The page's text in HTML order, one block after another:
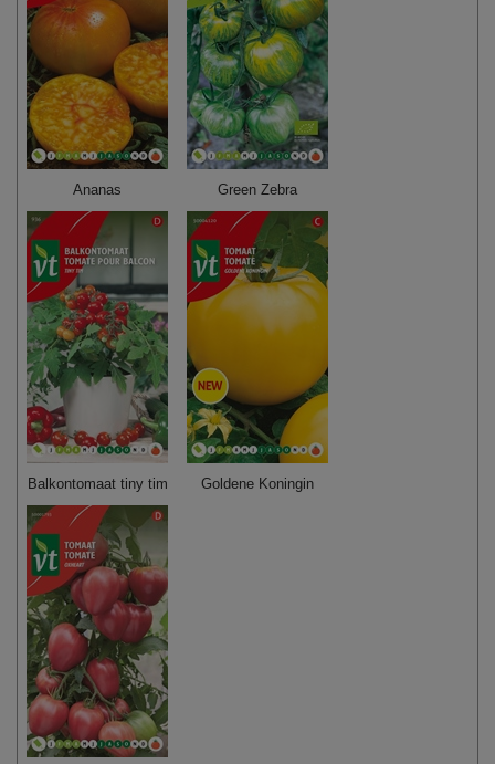
Ananas Green Zebra
Balkontomaat tiny tim Goldene Koningin